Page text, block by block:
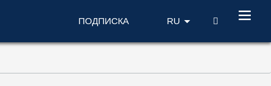
ПОДПИСКА RU ПОИСК